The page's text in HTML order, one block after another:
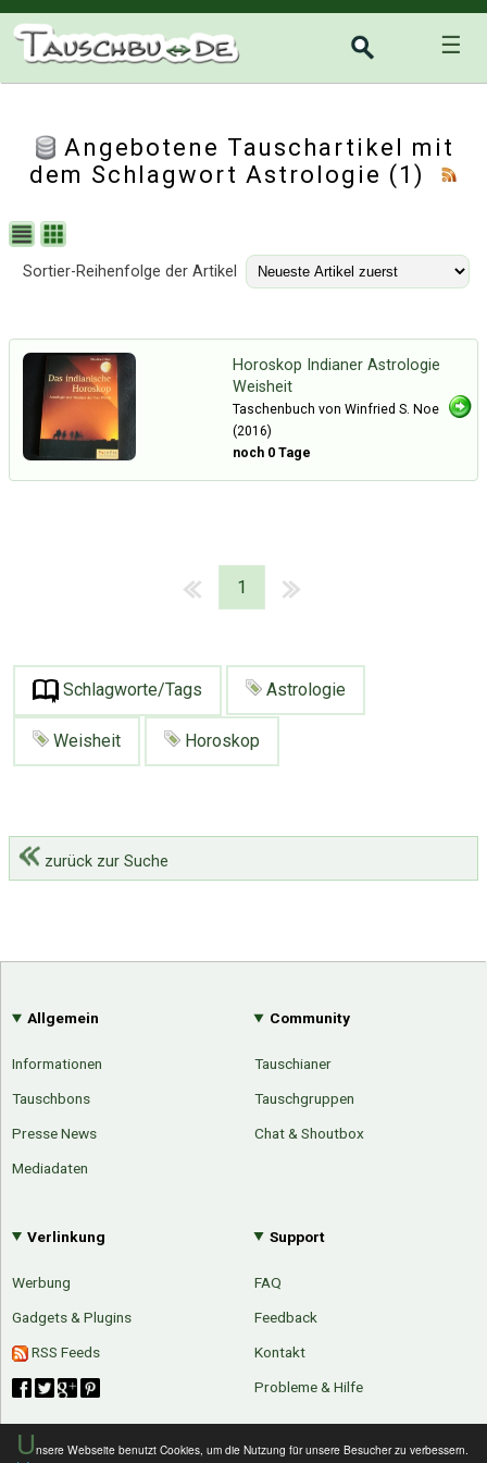
Unsere Webseite benutzt Cookies, um die Nutzung für unsere Besucher zu verbessern.
☰
Angebotene Tauschartikel mit
dem Schlagwort Astrologie (1)
Sortier-Reihenfolge der Artikel
Horoskop Indianer Astrologie
Weisheit
Taschenbuch von Winfried S. Noe
(2016)
noch 0 Tage
1
Schlagworte/Tags Astrologie
Weisheit Horoskop
zurück zur Suche
Allgemein
Informationen
Tauschbons
Presse News
Mediadaten
Community
Tauschianer
Tauschgruppen
Chat & Shoutbox
Verlinkung
Werbung
Gadgets & Plugins
RSS Feeds
Support
FAQ
Feedback
Kontakt
Probleme & Hilfe